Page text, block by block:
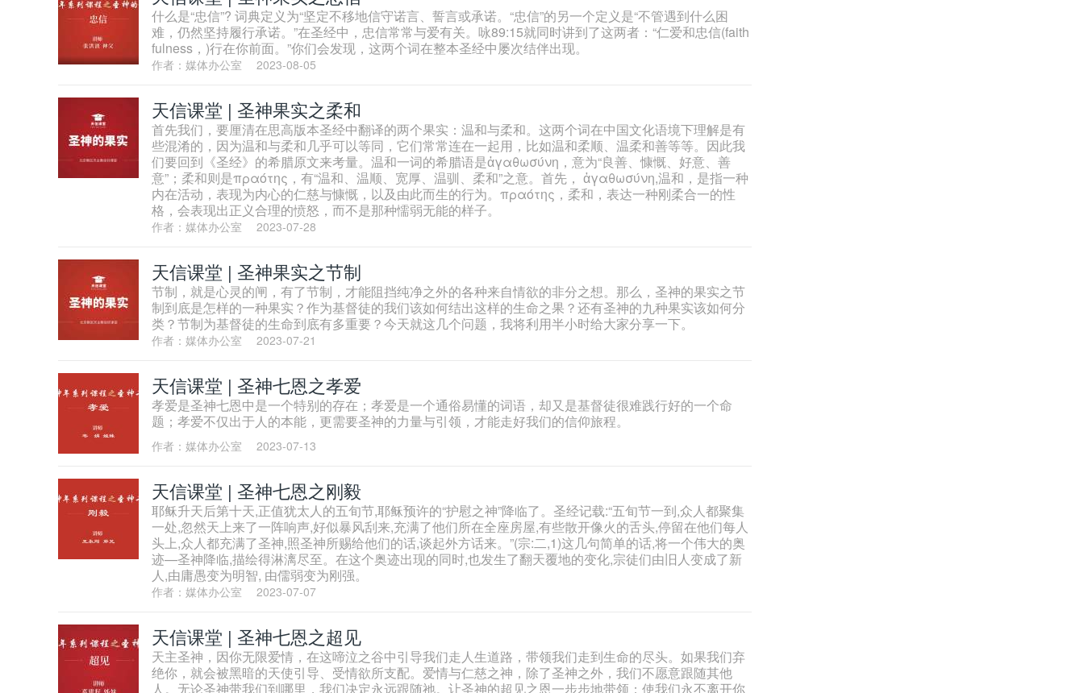
什么是“忠信”? 词典定义为“坚定不移地信守诺言、誓言或承诺。“忠信”的另一个定义是“不管遇到什么困
难，仍然坚持履行承诺。”在圣经中，忠信常常与爱有关。咏89:15就同时讲到了这两者：“仁爱和忠信(faith
fulness，)行在你前面。”你们会发现，这两个词在整本圣经中屡次结伴出现。
作者：媒体办公室 2023-08-05
天信课堂 | 圣神果实之柔和
首先我们，要厘清在思高版本圣经中翻译的两个果实：温和与柔和。这两个词在中国文化语境下理解是有
些混淆的，因为温和与柔和几乎可以等同，它们常常连在一起用，比如温和柔顺、温柔和善等等。因此我
们要回到《圣经》的希腊原文来考量。温和一词的希腊语是ἀγαθωσύνη，意为“良善、慷慨、好意、善
意”；柔和则是πραότης，有“温和、温顺、宽厚、温驯、柔和”之意。首先， ἀγαθωσύνη,温和，是指一种
内在活动，表现为内心的仁慈与慷慨，以及由此而生的行为。πραότης，柔和，表达一种刚柔合一的性
格，会表现出正义合理的愤怒，而不是那种懦弱无能的样子。
作者：媒体办公室 2023-07-28
天信课堂 | 圣神果实之节制
节制，就是心灵的闸，有了节制，才能阻挡纯净之外的各种来自情欲的非分之想。那么，圣神的果实之节
制到底是怎样的一种果实？作为基督徒的我们该如何结出这样的生命之果？还有圣神的九种果实该如何分
类？节制为基督徒的生命到底有多重要？今天就这几个问题，我将利用半小时给大家分享一下。
作者：媒体办公室 2023-07-21
天信课堂 | 圣神七恩之孝爱
孝爱是圣神七恩中是一个特别的存在；孝爱是一个通俗易懂的词语，却又是基督徒很难践行好的一个命
题；孝爱不仅出于人的本能，更需要圣神的力量与引领，才能走好我们的信仰旅程。
作者：媒体办公室 2023-07-13
天信课堂 | 圣神七恩之刚毅
耶稣升天后第十天,正值犹太人的五旬节,耶稣预许的“护慰之神”降临了。圣经记载:“五旬节一到,众人都聚集
一处,忽然天上来了一阵响声,好似暴风刮来,充满了他们所在全座房屋,有些散开像火的舌头,停留在他们每人
头上,众人都充满了圣神,照圣神所赐给他们的话,谈起外方话来。”(宗:二,1)这几句简单的话,将一个伟大的奥
迹—圣神降临,描绘得淋漓尽至。在这个奥迹出现的同时,也发生了翻天覆地的变化,宗徒们由旧人变成了新
人,由庸愚变为明智, 由儒弱变为刚强。
作者：媒体办公室 2023-07-07
天信课堂 | 圣神七恩之超见
天主圣神，因你无限爱情，在这啼泣之谷中引导我们走人生道路，带领我们走到生命的尽头。如果我们弃
绝你，就会被黑暗的天使引导、受情欲所支配。爱情与仁慈之神，除了圣神之外，我们不愿意跟随其他
人。无论圣神带我们到哪里，我们决定永远跟随祂。让圣神的超见之恩一步步地带领；使我们永不离开你